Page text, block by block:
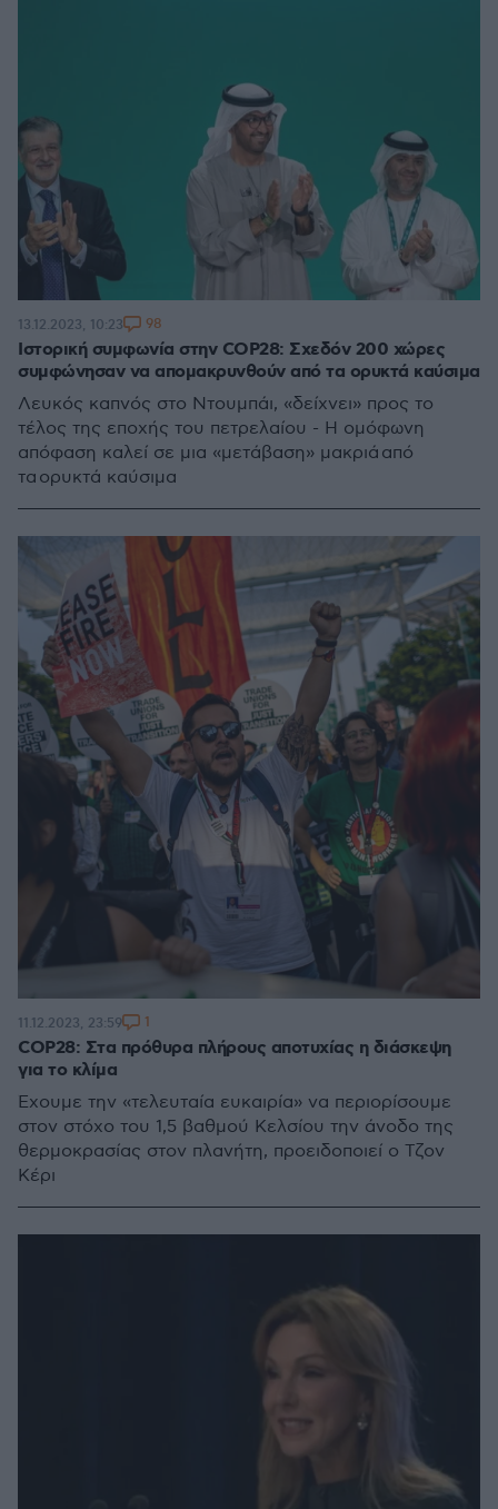
Ιστορική συμφωνία στην COP28: Σχεδόν 200 χώρες
συμφώνησαν να απομακρυνθούν από τα ορυκτά καύσιμα
Λευκός καπνός στο Ντουμπάι, «δείχνει» προς το
τέλος της εποχής του πετρελαίου - Η ομόφωνη
απόφαση καλεί σε μια «μετάβαση» μακριά από
τα ορυκτά καύσιμα
13.12.2023, 10:23 98
COP28: Στα πρόθυρα πλήρους αποτυχίας η διάσκεψη
για το κλίμα
Έχουμε την «τελευταία ευκαιρία» να περιορίσουμε
στον στόχο του 1,5 βαθμού Κελσίου την άνοδο της
θερμοκρασίας στον πλανήτη, προειδοποιεί ο Τζον
Κέρι
11.12.2023, 23:59 1